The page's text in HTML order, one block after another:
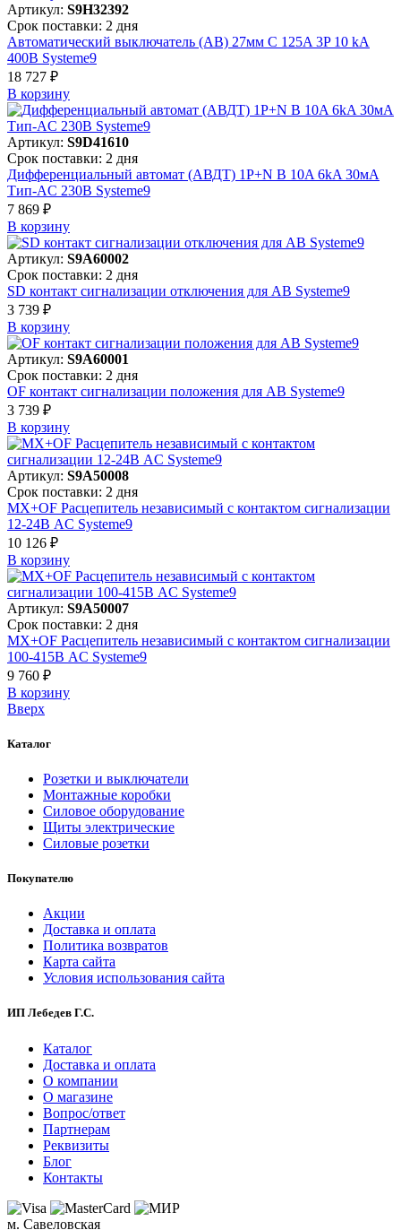
Артикул: S9H32392
Срок поставки: 2 дня
Автоматический выключатель (АВ) 27мм C 125A 3P 10 kA
400В Systeme9
18 727 ₽
В корзинy
Артикул: S9D41610
Срок поставки: 2 дня
Дифференциальный автомат (АВДТ) 1P+N B 10A 6kA 30мА
Тип-AC 230В Systeme9
7 869 ₽
В корзинy
Артикул: S9A60002
Срок поставки: 2 дня
SD контакт сигнализации отключения для АВ Systeme9
3 739 ₽
В корзинy
Артикул: S9A60001
Срок поставки: 2 дня
OF контакт сигнализации положения для АВ Systeme9
3 739 ₽
В корзинy
Артикул: S9A50008
Срок поставки: 2 дня
MX+OF Расцепитель независимый с контактом сигнализации
12-24В AC Systeme9
10 126 ₽
В корзинy
Артикул: S9A50007
Срок поставки: 2 дня
MX+OF Расцепитель независимый с контактом сигнализации
100-415В AC Systeme9
9 760 ₽
В корзинy
Вверх
Каталог
Розетки и выключатели
Монтажные коробки
Силовое оборудование
Щиты электрические
Силовые розетки
Покупателю
Акции
Доставка и оплата
Политика возвратов
Карта сайта
Условия использования сайта
ИП Лебедев Г.С.
Каталог
Доставка и оплата
О компании
О магазине
Вопрос/ответ
Партнерам
Реквизиты
Блог
Контакты
м. Савеловская